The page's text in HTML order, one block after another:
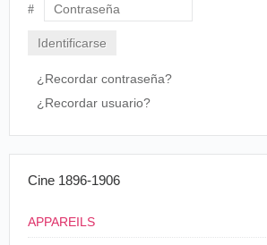
¿Recordar contraseña?
¿Recordar usuario?
Cine 1896-1906
APPAREILS